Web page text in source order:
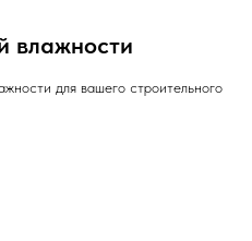
влажности
для вашего строительного